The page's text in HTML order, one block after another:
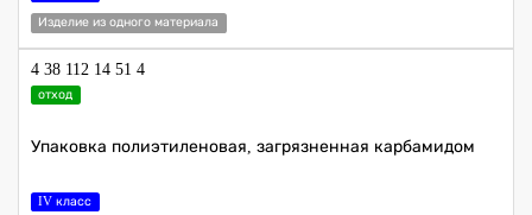
Изделие из одного материала
4 38 112 14 51 4
отход
Упаковка полиэтиленовая, загрязненная карбамидом
IV класс